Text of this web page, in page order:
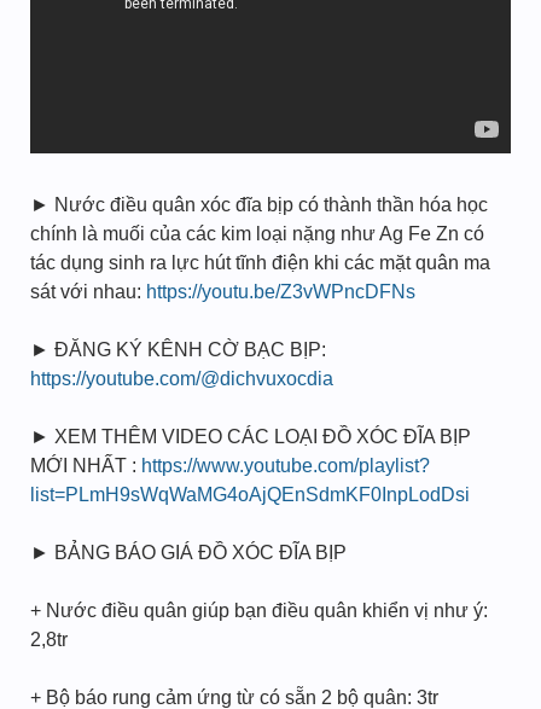
► Nước điều quân xóc đĩa bịp có thành thần hóa học
chính là muối của các kim loại nặng như Ag Fe Zn có
tác dụng sinh ra lực hút tĩnh điện khi các mặt quân ma
sát với nhau: https://youtu.be/Z3vWPncDFNs
► ĐĂNG KÝ KÊNH CỜ BẠC BỊP:
https://youtube.com/@dichvuxocdia
► XEM THÊM VIDEO CÁC LOẠI ĐỒ XÓC ĐĨA BỊP
MỚI NHẤT : https://www.youtube.com/playlist?
list=PLmH9sWqWaMG4oAjQEnSdmKF0InpLodDsi
► BẢNG BÁO GIÁ ĐỒ XÓC ĐĨA BỊP
+ Nước điều quân giúp bạn điều quân khiển vị như ý:
2,8tr
+ Bộ báo rung cảm ứng từ có sẵn 2 bộ quân: 3tr